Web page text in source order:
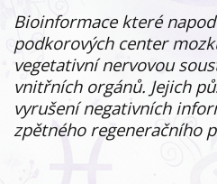
Bioinformace které
podkorových center
vegetativní nervovou
vnitřních orgánů. Jejich
vyrušení negativních
zpětného regeneračního